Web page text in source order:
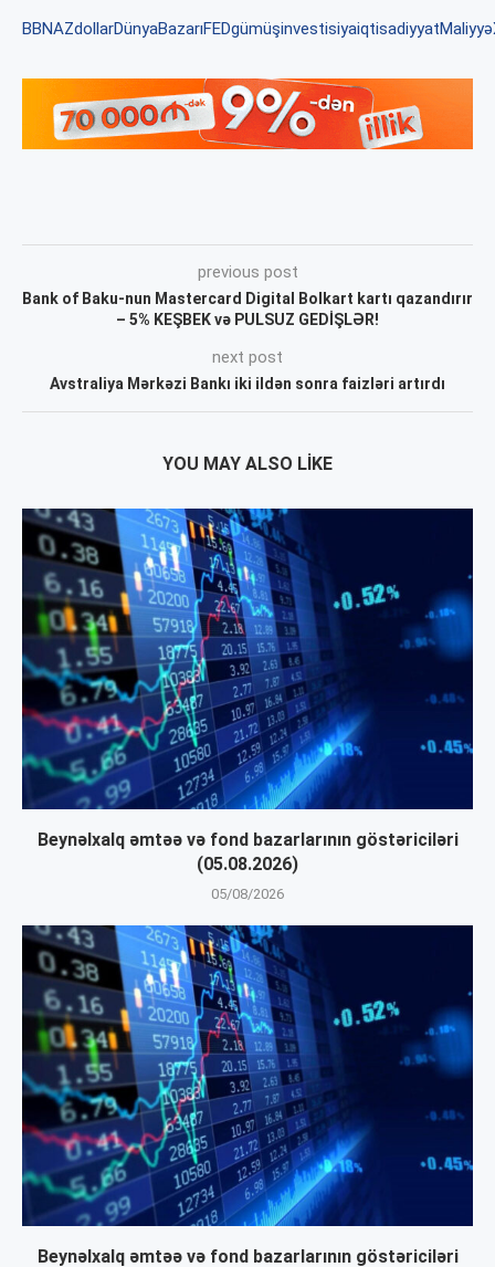
BBNAZdollarDünyaBazarıFEDgümüşinvestisiyaiqtisadiyyat
previous post
Bank of Baku-nun Mastercard Digital Bolkart kartı qazandırır
– 5% KEŞBEK və PULSUZ GEDİŞLƏR!
next post
Avstraliya Mərkəzi Bankı iki ildən sonra faizləri artırdı
YOU MAY ALSO LIKE
Beynəlxalq əmtəə və fond bazarlarının göstəriciləri
(05.08.2026)
05/08/2026
Beynəlxalq əmtəə və fond bazarlarının göstəriciləri